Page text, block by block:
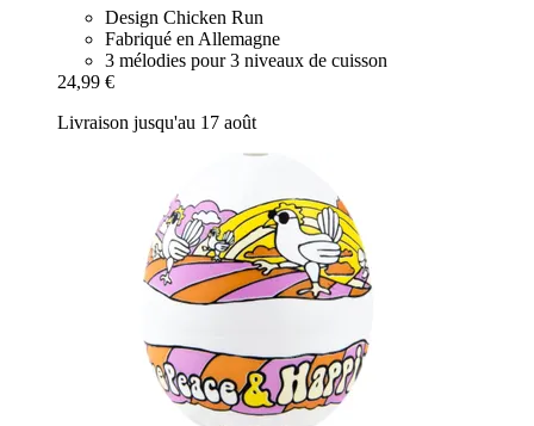
Design Chicken Run
Fabriqué en Allemagne
3 mélodies pour 3 niveaux de cuisson
24,99 €
Livraison jusqu'au 17 août